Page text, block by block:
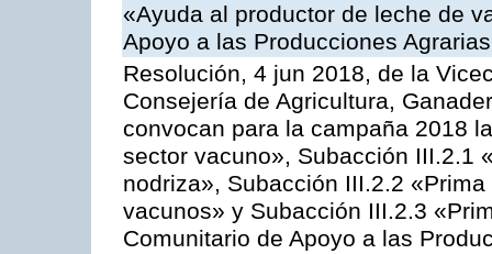
«Ayuda al productor de leche de
Apoyo a las Producciones
Resolución, 4 jun 2018, de la
Consejería de Agricultura,
convocan para la campaña 2018
sector vacuno», Subacción III.2.1
nodriza», Subacción III.2.2
vacunos» y Subacción III.2.3
Comunitario de Apoyo a las